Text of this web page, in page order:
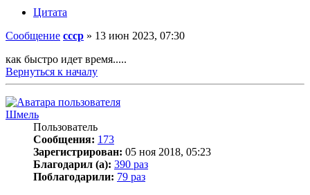
Цитата
Сообщение cccp » 13 июн 2023, 07:30
как быстро идет время.....
Вернуться к началу
Шмель
Пользователь
Сообщения: 173
Зарегистрирован: 05 ноя 2018, 05:23
Благодарил (а): 390 раз
Поблагодарили: 79 раз